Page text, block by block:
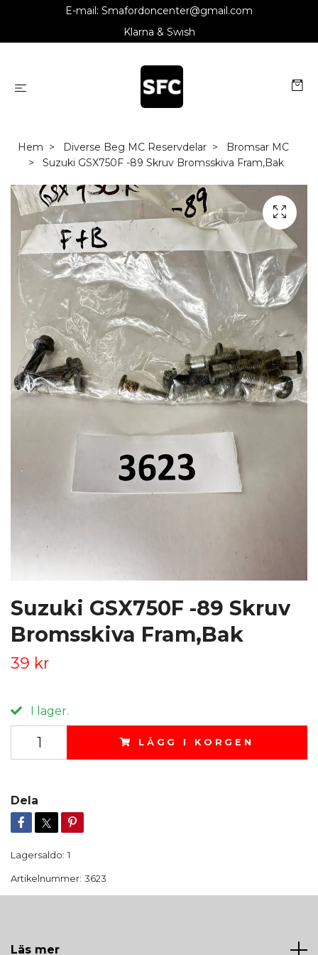
E-mail: Smafordoncenter@gmail.com
Klarna & Swish
Hem Diverse Beg MC Reservdelar
Bromsar MC
Suzuki GSX750F -89 Skruv Bromsskiva Fram,Bak
Suzuki GSX750F -89 Skruv
Bromsskiva Fram,Bak
39 kr
I lager.
LÄGG I KORGEN
Dela
Lagersaldo: 1
Artikelnummer: 3623
Läs mer